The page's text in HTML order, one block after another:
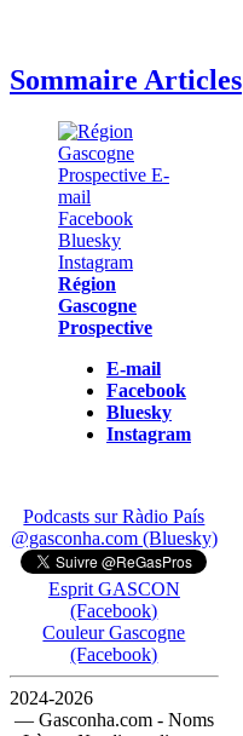
Sommaire Articles
Région
Gascogne
Prospective
E-mail
Facebook
Bluesky
Instagram
Podcasts sur Ràdio País
@gasconha.com (Bluesky)
Esprit GASCON
(Facebook)
Couleur Gascogne
(Facebook)
2024-2026
— Gasconha.com - Noms